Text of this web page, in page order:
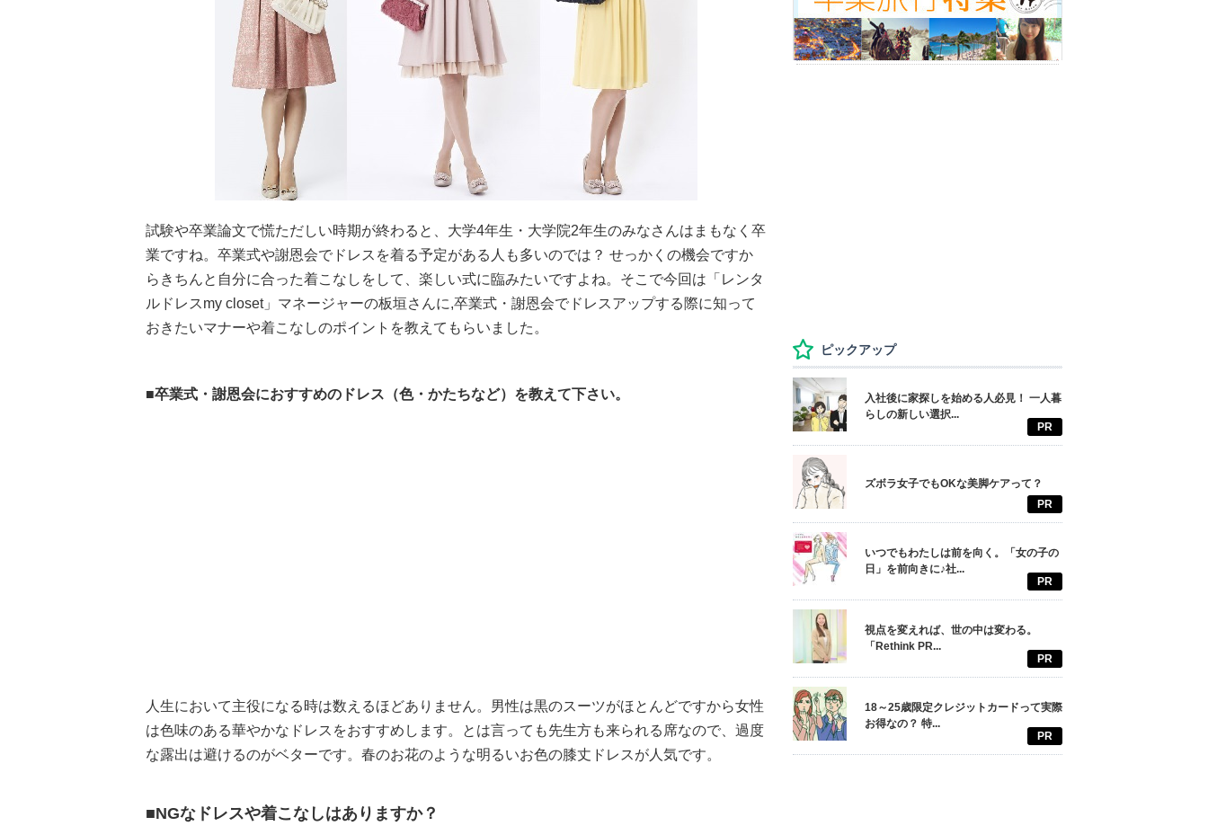
試験や卒業論文で慌ただしい時期が終わると、大学4年生・大学院2年生のみなさんはまもなく卒
業ですね。卒業式や謝恩会でドレスを着る予定がある人も多いのでは？ せっかくの機会ですか
らきちんと自分に合った着こなしをして、楽しい式に臨みたいですよね。そこで今回は「レンタ
ルドレスmy closet」マネージャーの板垣さんに,卒業式・謝恩会でドレスアップする際に知って
おきたいマナーや着こなしのポイントを教えてもらいました。
■卒業式・謝恩会におすすめのドレス（色・かたちなど）を教えて下さい。
人生において主役になる時は数えるほどありません。男性は黒のスーツがほとんどですから女性
は色味のある華やかなドレスをおすすめします。とは言っても先生方も来られる席なので、過度
な露出は避けるのがベターです。春のお花のような明るいお色の膝丈ドレスが人気です。
■NGなドレスや着こなしはありますか？
ピックアップ
入社後に家探しを始める人必見！ 一人暮
らしの新しい選択...
PR
ズボラ女子でもOKな美脚ケアって？
PR
いつでもわたしは前を向く。「女の子の
日」を前向きに♪社...
PR
視点を変えれば、世の中は変わる。
「Rethink PR...
PR
18～25歳限定クレジットカードって実際
お得なの？ 特...
PR